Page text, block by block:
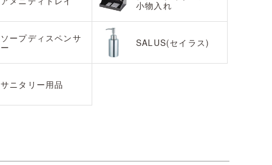
小物入れ
ソープディスペンサ
ー
SALUS(セイラス)
サニタリー用品